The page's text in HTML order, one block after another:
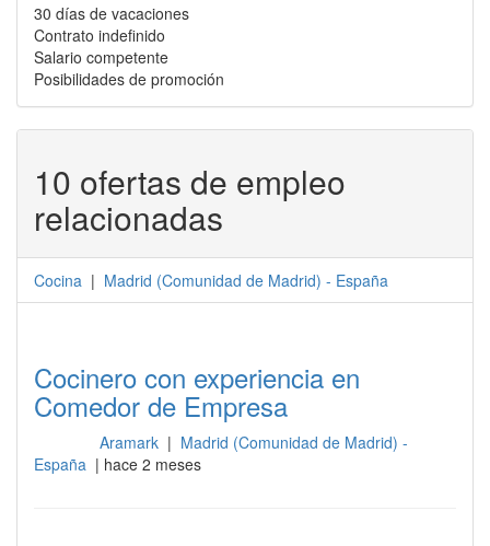
30 días de vacaciones
Contrato indefinido
Salario competente
Posibilidades de promoción
10 ofertas de empleo
relacionadas
Cocina | Madrid (Comunidad de Madrid) - España
Cocinero con experiencia en
Comedor de Empresa
Aramark | Madrid (Comunidad de Madrid) -
España | hace 2 meses